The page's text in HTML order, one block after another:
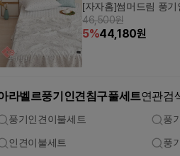
[자자홈]썸머드림 풍
46,500원
5%44,180원
라벨르풍기인견침구풀세트연관검
풍기인견이불세트 풍
인견이불세트 풍